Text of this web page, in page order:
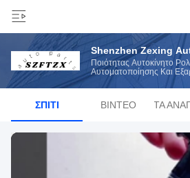
Shenzhen Zexing
Ποιότητας Αυτοκίνητο
Αυτοματοποίησης Και
ΣΠΊΤΙ ΒΊΝΤΕΟ ΛΊΣΤΑ